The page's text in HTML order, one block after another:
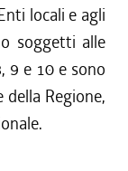
locali e agli
soggetti alle
9 e 10 e sono
Regione,